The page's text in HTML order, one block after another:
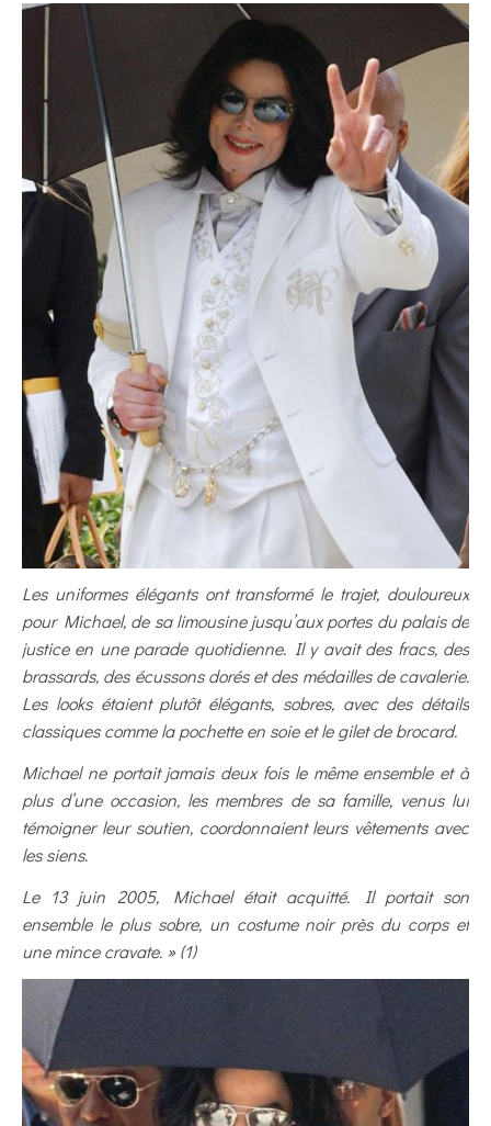
Les uniformes élégants ont transformé le trajet, douloureux
pour Michael, de sa limousine jusqu’aux portes du palais de
justice en une parade quotidienne. Il y avait des fracs, des
brassards, des écussons dorés et des médailles de cavalerie.
Les looks étaient plutôt élégants, sobres, avec des détails
classiques comme la pochette en soie et le gilet de brocard.
Michael ne portait jamais deux fois le même ensemble et à
plus d’une occasion, les membres de sa famille, venus lui
témoigner leur soutien, coordonnaient leurs vêtements avec
les siens.
Le 13 juin 2005, Michael était acquitté. Il portait son
ensemble le plus sobre, un costume noir près du corps et
une mince cravate. » (1)